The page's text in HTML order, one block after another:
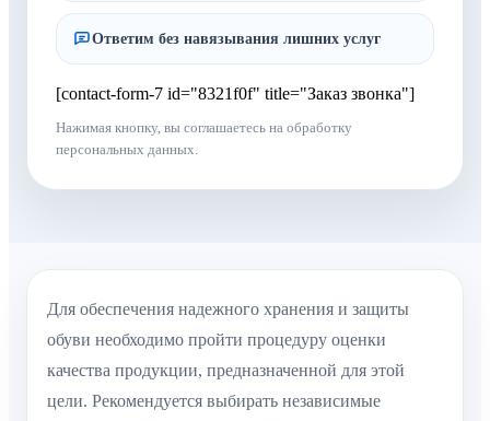
Ответим без навязывания лишних услуг
[contact-form-7 id="8321f0f" title="Заказ звонка"]
Нажимая кнопку, вы соглашаетесь на обработку
персональных данных.
Для обеспечения надежного хранения и защиты
обуви необходимо пройти процедуру оценки
качества продукции, предназначенной для этой
цели. Рекомендуется выбирать независимые